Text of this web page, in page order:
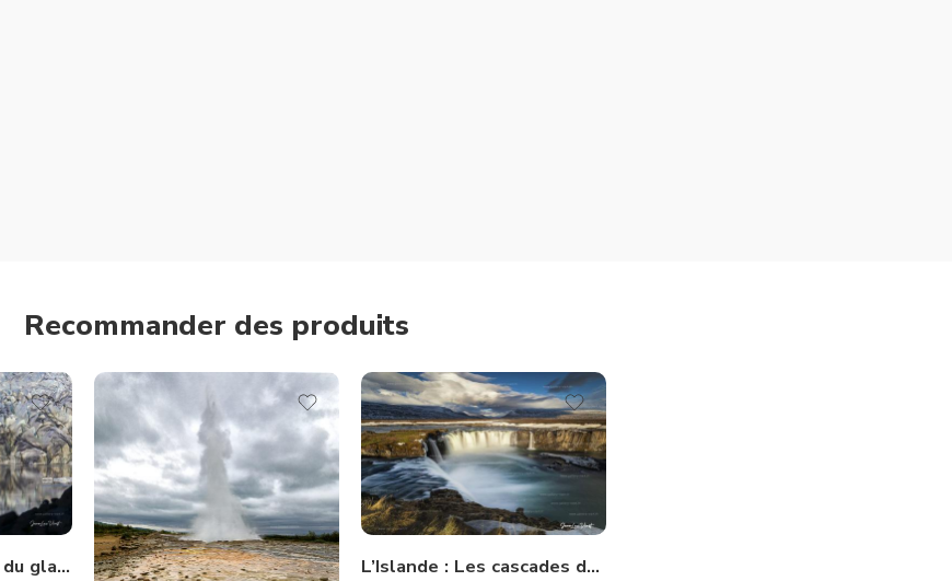
Recommander des produits
L’Islande : Le reflet du glacier -N° 22 IS L’Islande : Les cascades de Godafoss -N° 74 IS